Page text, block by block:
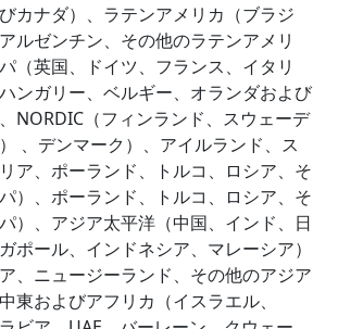
カナダ）、ラテンアメリカ（ブラジ
ルゼンチン、その他のラテンアメリ
（英国、ドイツ、フランス、イタリ
ンガリー、ベルギー、オランダおよび
NORDIC（フィンランド、スウェーデ
、デンマーク）、アイルランド、ス
ア、ポーランド、トルコ、ロシア、そ
）、ポーランド、トルコ、ロシア、そ
）、アジア太平洋（中国、インド、日
ポール、インドネシア、マレーシア）
、ニュージーランド、その他のアジア
東およびアフリカ（イスラエル、